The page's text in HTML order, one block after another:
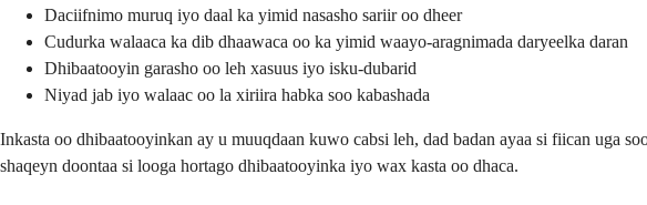
Daciifnimo muruq iyo daal ka yimid nasasho sariir oo dheer
Cudurka walaaca ka dib dhaawaca oo ka yimid waayo-aragnimada daryeelka daran
Dhibaatooyin garasho oo leh xasuus iyo isku-dubarid
Niyad jab iyo walaac oo la xiriira habka soo kabashada
Inkasta oo dhibaatooyinkan ay u muuqdaan kuwo cabsi leh, dad badan ayaa si fiican uga
shaqeyn doontaa si looga hortago dhibaatooyinka iyo wax kasta oo dhaca.